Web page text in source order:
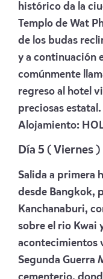
histórico da la
Templo de Wat
de los budas
y a continuación
comúnmente
regreso al hotel
preciosas estatal.
Alojamiento:
Día 5 ( Viernes
Salida a primera
desde Bangkok,
Kanchanaburi,
sobre el rio Kwai
acontecimientos
Segunda Guerra